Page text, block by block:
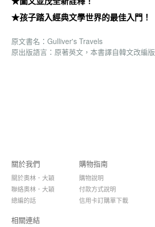
★孩子踏入經典文學世界的最佳入門！
原文書名：Gulliver's Travels
原出版語言：原著英文，本書譯自韓文改編版
關於我們
關於奧林．大穎
聯絡奧林．大穎
總編的話
購物指南
購物說明
付款方式說明
信用卡訂購單下載
相關連結